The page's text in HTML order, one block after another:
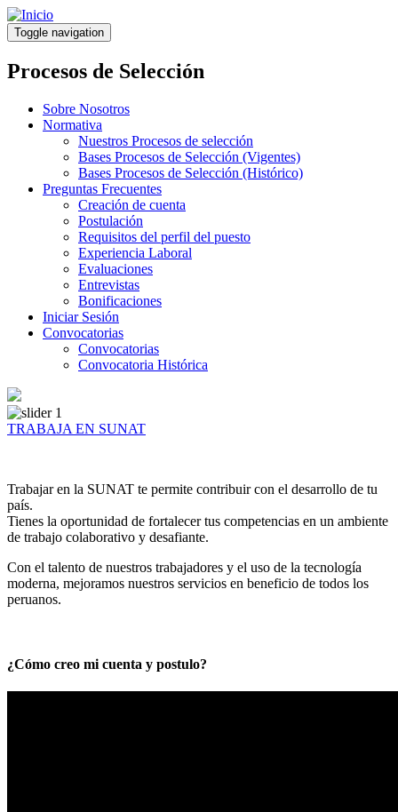
Pasar
al
contenido
principal
Toggle navigation
Procesos de Selección
Sobre Nosotros
Normativa
Nuestros Procesos de selección
Bases Procesos de Selección (Vigentes)
Bases Procesos de Selección (Histórico)
Preguntas Frecuentes
Creación de cuenta
Postulación
Requisitos del perfil del puesto
Experiencia Laboral
Evaluaciones
Entrevistas
Bonificaciones
Iniciar Sesión
Convocatorias
Convocatorias
Convocatoria Histórica
TRABAJA EN SUNAT
Trabajar en la SUNAT te permite contribuir con el desarrollo de tu
país.
Tienes la oportunidad de fortalecer tus competencias en un ambiente
de trabajo colaborativo y desafiante.
Con el talento de nuestros trabajadores y el uso de la tecnología
moderna, mejoramos nuestros servicios en beneficio de todos los
peruanos.
¿Cómo creo mi cuenta y postulo?